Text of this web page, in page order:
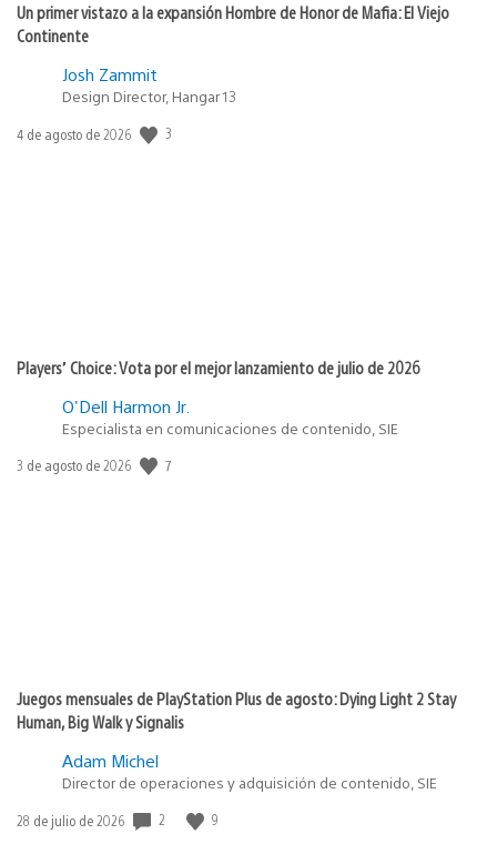
Un primer vistazo a la expansión Hombre de Honor de Mafia: El Viejo
Continente
Josh Zammit
Design Director, Hangar 13
Fecha
4 de agosto de 2026 3
Players’ Choice: Vota por el mejor lanzamiento de julio de 2026
O'Dell Harmon Jr.
Especialista en comunicaciones de contenido, SIE
Fecha
3 de agosto de 2026 7
Juegos mensuales de PlayStation Plus de agosto: Dying Light 2 Stay
Human, Big Walk y Signalis
Adam Michel
Director de operaciones y adquisición de contenido, SIE
Fecha
28 de julio de 2026 2 9